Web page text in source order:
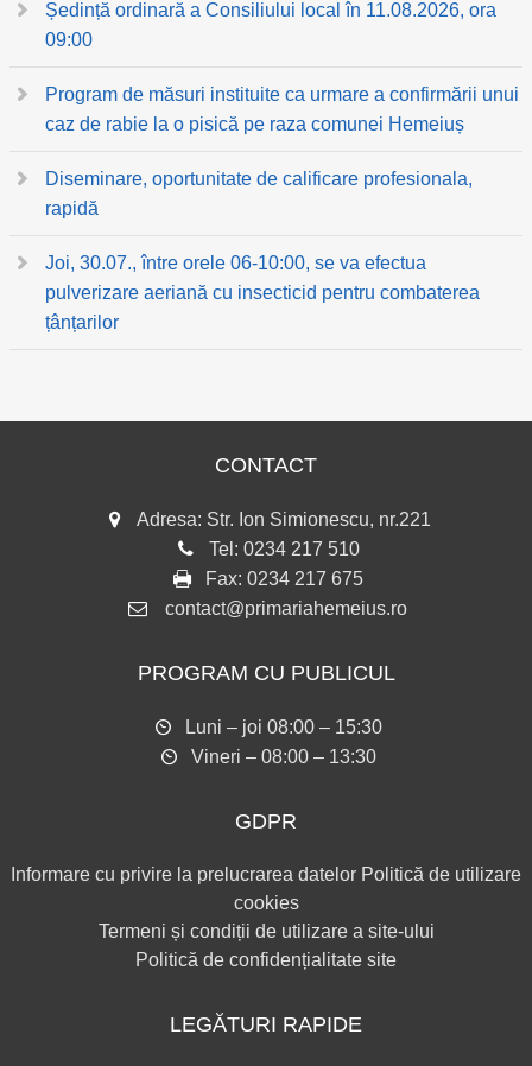
Ședință ordinară a Consiliului local în 11.08.2026, ora
09:00
Program de măsuri instituite ca urmare a confirmării unui
caz de rabie la o pisică pe raza comunei Hemeiuș
Diseminare, oportunitate de calificare profesionala,
rapidă
Joi, 30.07., între orele 06-10:00, se va efectua
pulverizare aeriană cu insecticid pentru combaterea
țânțarilor
CONTACT
Adresa: Str. Ion Simionescu, nr.221
Tel: 0234 217 510
Fax: 0234 217 675
contact@primariahemeius.ro
PROGRAM CU PUBLICUL
Luni – joi 08:00 – 15:30
Vineri – 08:00 – 13:30
GDPR
Informare cu privire la prelucrarea datelor Politică de utilizare
cookies
Termeni și condiții de utilizare a site-ului
Politică de confidențialitate site
LEGĂTURI RAPIDE